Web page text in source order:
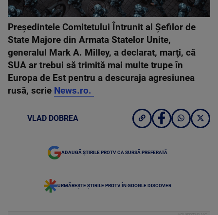
Preşedintele Comitetului Întrunit al Şefilor de
State Majore din Armata Statelor Unite,
generalul Mark A. Milley, a declarat, marţi, că
SUA ar trebui să trimită mai multe trupe în
Europa de Est pentru a descuraja agresiunea
rusă, scrie News.ro.
VLAD DOBREA
ADAUGĂ ȘTIRILE PROTV CA SURSĂ PREFERATĂ
URMĂREȘTE ȘTIRILE PROTV ÎN GOOGLE DISCOVER